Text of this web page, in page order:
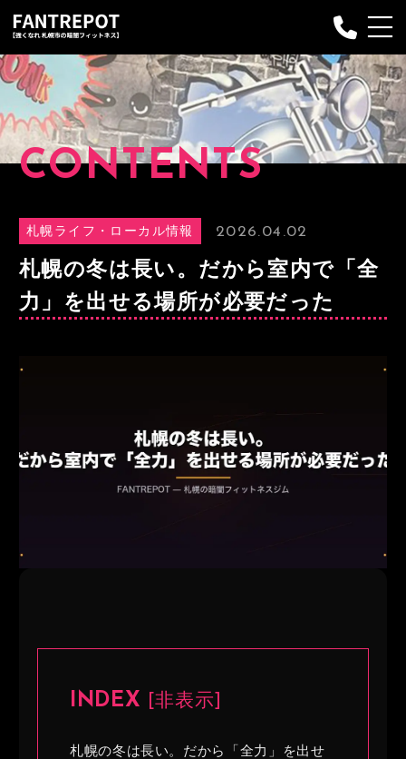
Fantrepotについて
プランのご案内
プログラム
インストラクター
Q&A
お客様の声
Instagram
Access
CONTENTS
札幌ライフ・ローカル情報 2026.04.02
札幌の冬は長い。だから室内で「全
力」を出せる場所が必要だった
INDEX [非表示
札幌の冬は長い。だから「全力」を出せ